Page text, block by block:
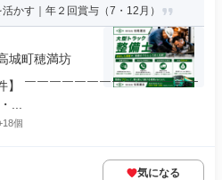
かす｜年２回賞与（7・12月）
城町穂満坊
】 ￣￣￣￣￣￣￣￣￣￣￣￣￣￣
...
個
気になる